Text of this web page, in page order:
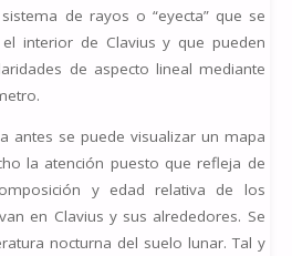
de rayos o “eyecta” que se
interior de Clavius y que pueden
de aspecto lineal mediante
antes se puede visualizar un mapa
la atención puesto que refleja de
y edad relativa de los
en Clavius y sus alrededores. Se
nocturna del suelo lunar. Tal y